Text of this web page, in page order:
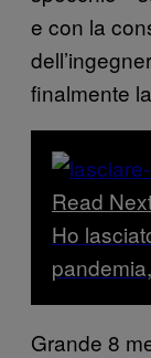
e con la
finalmente
Read
Ho
Grande 8